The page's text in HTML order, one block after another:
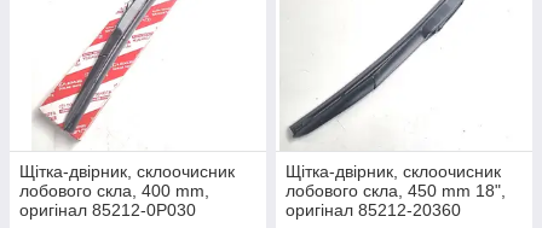
Щітка-двірник, склоочисник
лобового скла, 400 mm,
оригінал 85212-0P030
Щітка-двірник, склоочисник
лобового скла, 450 mm 18",
оригінал 85212-20360